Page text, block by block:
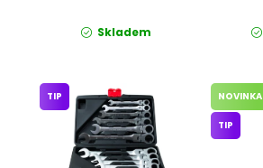
Skladem
TIP NOVINKA
TIP